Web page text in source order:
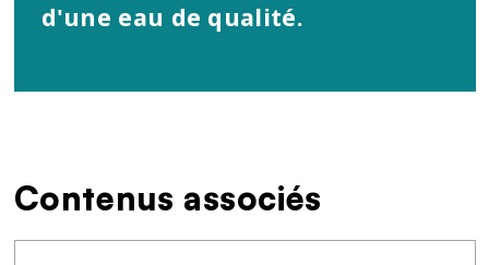
d'une eau de qualité.
Contenus associés